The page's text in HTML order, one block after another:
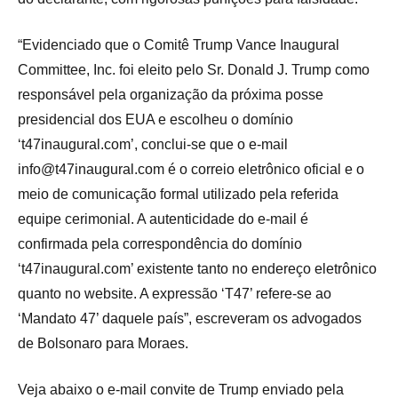
“Evidenciado que o Comitê Trump Vance Inaugural
Committee, Inc. foi eleito pelo Sr. Donald J. Trump como
responsável pela organização da próxima posse
presidencial dos EUA e escolheu o domínio
‘t47inaugural.com’, conclui-se que o e-mail
info@t47inaugural.com é o correio eletrônico oficial e o
meio de comunicação formal utilizado pela referida
equipe cerimonial. A autenticidade do e-mail é
confirmada pela correspondência do domínio
‘t47inaugural.com’ existente tanto no endereço eletrônico
quanto no website. A expressão ‘T47’ refere-se ao
‘Mandato 47’ daquele país”, escreveram os advogados
de Bolsonaro para Moraes.
Veja abaixo o e-mail convite de Trump enviado pela